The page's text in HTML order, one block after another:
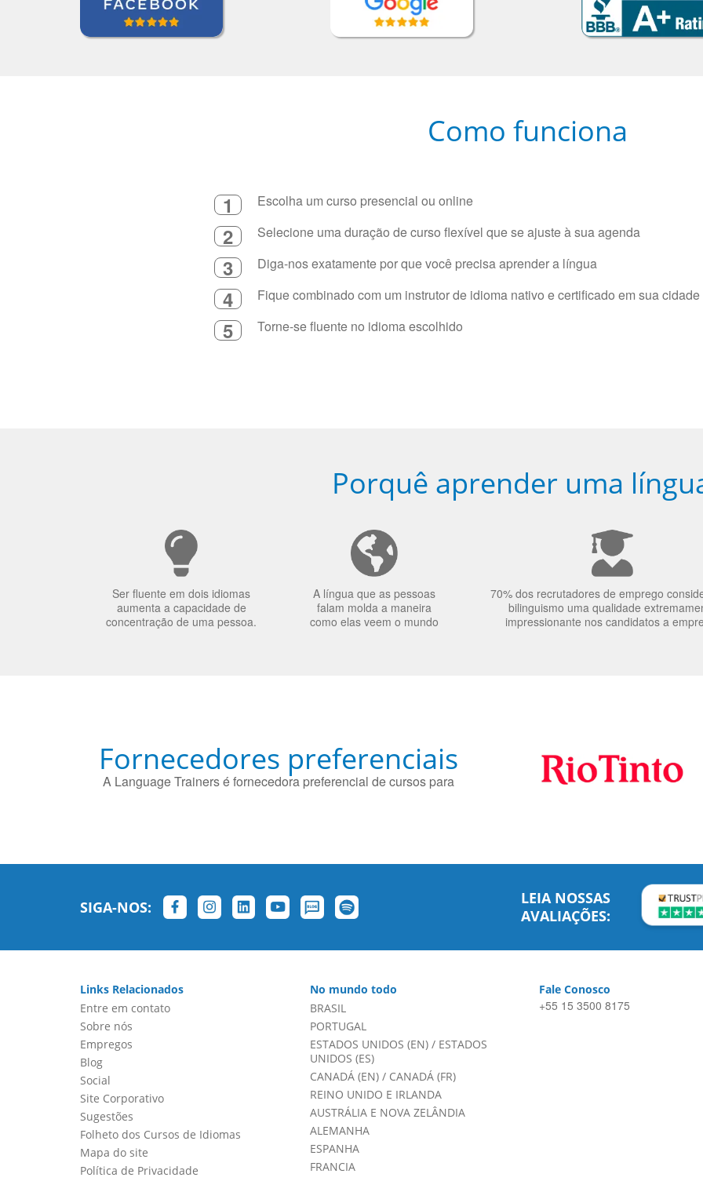
Como funciona
1 Escolha um curso presencial ou online
2 Selecione uma duração de curso flexível que se ajuste à sua agenda
3 Diga-nos exatamente por que você precisa aprender a língua
4 Fique combinado com um instrutor de idioma nativo e certificado em sua
5 Torne-se fluente no idioma escolhido
Porquê aprender uma
Ser fluente em dois idiomas
aumenta a capacidade de
concentração de uma pessoa.
A língua que as pessoas
falam molda a maneira
como elas veem o mundo
70% dos recrutadores de emprego
bilinguismo uma qualidade
impressionante nos candidatos a
Fornecedores preferenciais
A Language Trainers é fornecedora preferencial de cursos para
SIGA-NOS:
LEIA NOSSAS
AVALIAÇÕES:
Links Relacionados
Entre em contato
Sobre nós
Empregos
Blog
Social
Site Corporativo
Sugestões
Folheto dos Cursos de Idiomas
Mapa do site
Política de Privacidade
No mundo todo
BRASIL
PORTUGAL
ESTADOS UNIDOS (EN)/ ESTADOS
UNIDOS (ES)
CANADÁ (EN)/ CANADÁ (FR)
REINO UNIDO E IRLANDA
AUSTRÁLIA E NOVA ZELÂNDIA
ALEMANHA
ESPANHA
FRANCIA
Fale Conosco
+55 15 3500 8175